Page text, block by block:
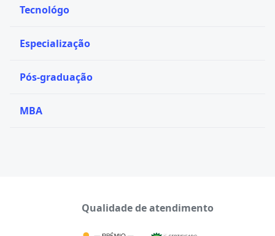
Tecnológo
Especialização
Pós-graduação
MBA
Qualidade de atendimento